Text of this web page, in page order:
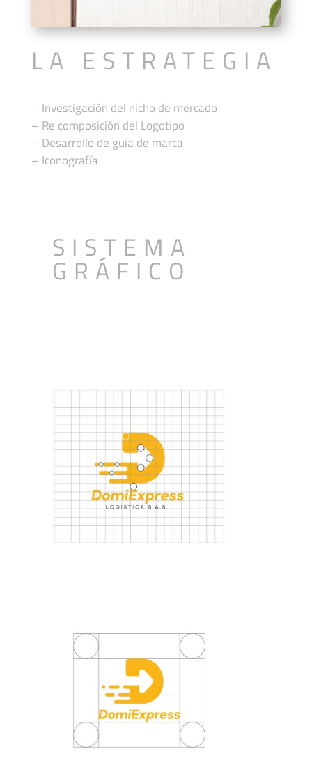
LA ESTRATEGIA
– Investigación del nicho de mercado
– Re composición del Logotipo
– Desarrollo de guia de marca
– Iconografía
SISTEMA
GRÁFICO